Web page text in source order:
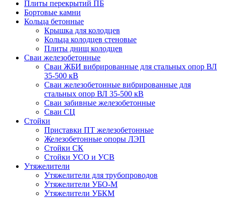
Плиты перекрытий ПБ
Бортовые камни
Кольца бетонные
Крышка для колодцев
Кольца колодцев стеновые
Плиты днищ колодцев
Сваи железобетонные
Сваи ЖБИ вибрированные для стальных опор ВЛ
35-500 кВ
Сваи железобетонные вибрированные для
стальных опор ВЛ 35-500 кВ
Сваи забивные железобетонные
Сваи СЦ
Стойки
Приставки ПТ железобетонные
Железобетонные опоры ЛЭП
Стойки СК
Стойки УСО и УСВ
Утяжелители
Утяжелители для трубопроводов
Утяжелители УБО-М
Утяжелители УБКМ